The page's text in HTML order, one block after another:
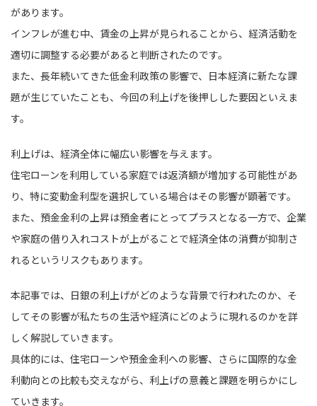
があります。
インフレが進む中、賃金の上昇が見られることから、経済活動を
適切に調整する必要があると判断されたのです。
また、長年続いてきた低金利政策の影響で、日本経済に新たな課
題が生じていたことも、今回の利上げを後押しした要因といえま
す。
利上げは、経済全体に幅広い影響を与えます。
住宅ローンを利用している家庭では返済額が増加する可能性があ
り、特に変動金利型を選択している場合はその影響が顕著です。
また、預金金利の上昇は預金者にとってプラスとなる一方で、企業
や家庭の借り入れコストが上がることで経済全体の消費が抑制さ
れるというリスクもあります。
本記事では、日銀の利上げがどのような背景で行われたのか、そ
してその影響が私たちの生活や経済にどのように現れるのかを詳
しく解説していきます。
具体的には、住宅ローンや預金金利への影響、さらに国際的な金
利動向との比較も交えながら、利上げの意義と課題を明らかにし
ていきます。